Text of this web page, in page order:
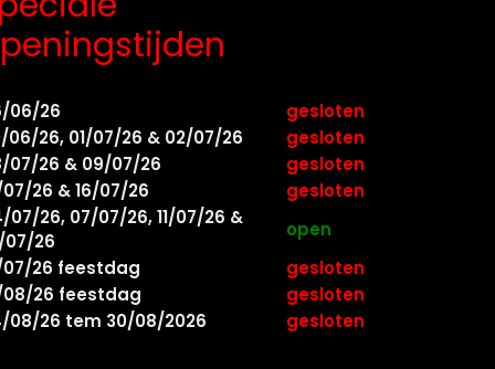
06/26
gesloten
06/26, 01/07/26 & 02/07/26
gesloten
07/26 & 09/07/26
gesloten
07/26 & 16/07/26
gesloten
07/26, 07/07/26, 11/07/26 &
07/26
open
07/26 feestdag
gesloten
08/26 feestdag
gesloten
08/26 tem 30/08/2026
gesloten